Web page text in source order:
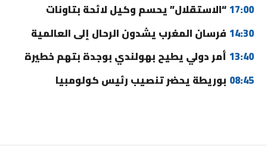
17:00“الاستقلال” يحسم وكيل لائحة بتاونات
14:30 فرسان المغرب يشدون الرحال إلى العالمية
13:40 أمر دولي يطيح بهولندي بوجدة بتهم خطيرة
08:45 بوريطة يحضر تنصيب رئيس كولومبيا